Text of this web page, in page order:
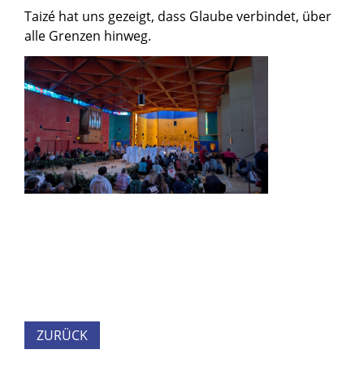
Taizé hat uns gezeigt, dass Glaube verbindet, über
alle Grenzen hinweg.
ZURÜCK